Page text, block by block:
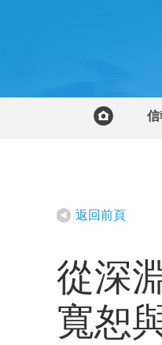
返回前頁
從深
寬恕